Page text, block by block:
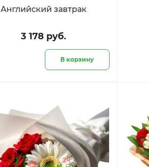
Английский завтрак
3 178 руб.
В корзину